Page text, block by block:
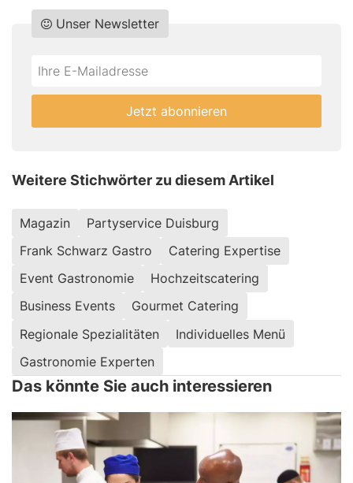
Do
Unser Newsletter
*Ihre
Jetzt abonnieren
Weitere Stichwörter zu diesem Artikel
Magazin
Partyservice Duisburg
Frank Schwarz Gastro
Catering Expertise
Event Gastronomie
Hochzeitscatering
Business Events
Gourmet Catering
Regionale Spezialitäten
Individuelles Menü
Gastronomie Experten
Das könnte Sie auch interessieren